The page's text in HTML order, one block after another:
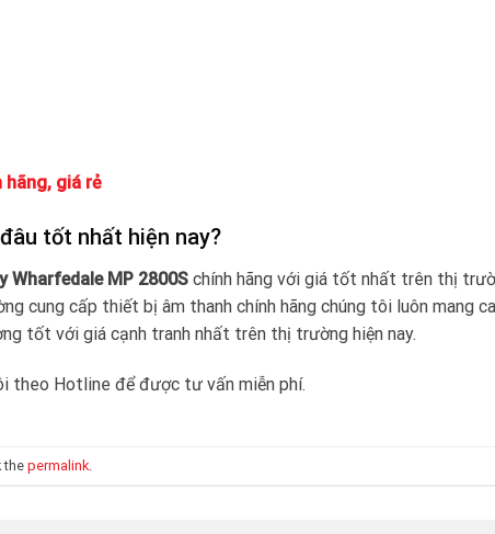
hãng, giá rẻ
tốt nhất hiện nay?
Wharfedale MP 2800S chính hãng với giá tốt nhất trên thị
cung cấp thiết bị âm thanh chính hãng chúng tôi luôn mang
tốt với giá cạnh tranh nhất trên thị trường hiện nay.
theo Hotline để được tư vấn miễn phí.
the permalink